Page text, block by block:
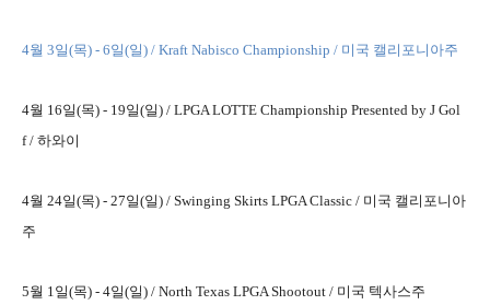
4월 3일(목) - 6일(일) / Kraft Nabisco Championship / 미국 캘리포니아주
4월 16일(목) - 19일(일) / LPGA LOTTE Championship Presented by J Gol
f / 하와이
4월 24일(목) - 27일(일) / Swinging Skirts LPGA Classic / 미국 캘리포니아
주
5월 1일(목) - 4일(일) / North Texas LPGA Shootout / 미국 텍사스주